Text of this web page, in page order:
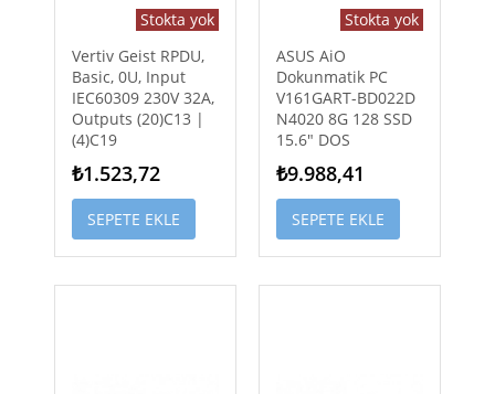
Stokta yok
Vertiv Geist RPDU,
Basic, 0U, Input
IEC60309 230V 32A,
Outputs (20)C13 |
(4)C19
₺1.523,72
SEPETE EKLE
Stokta yok
ASUS AiO
Dokunmatik PC
V161GART-BD022D
N4020 8G 128 SSD
15.6" DOS
₺9.988,41
SEPETE EKLE